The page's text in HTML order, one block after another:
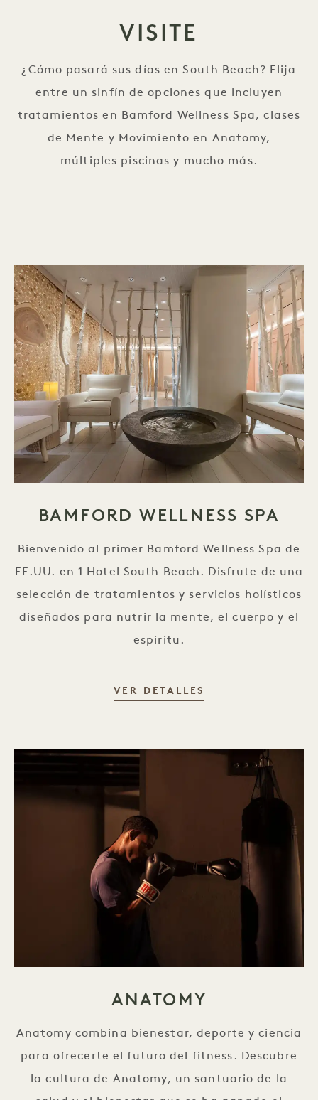
VISITE
¿Cómo pasará sus días en South Beach? Elija
entre un sinfín de opciones que incluyen
tratamientos en Bamford Wellness Spa, clases
de Mente y Movimiento en Anatomy,
múltiples piscinas y mucho más.
BAMFORD WELLNESS SPA
Bienvenido al primer Bamford Wellness Spa de
EE.UU. en 1 Hotel South Beach. Disfrute de una
selección de tratamientos y servicios holísticos
diseñados para nutrir la mente, el cuerpo y el
espíritu.
VER DETALLES
ANATOMY
Anatomy combina bienestar, deporte y ciencia
para ofrecerte el futuro del fitness. Descubre
la cultura de Anatomy, un santuario de la